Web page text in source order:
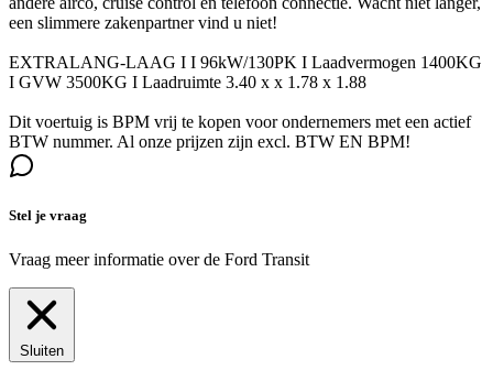
een slimmere zakenpartner vind u niet!
EXTRALANG-LAAG I I 96kW/130PK I Laadvermogen 1400KG
I GVW 3500KG I Laadruimte 3.40 x x 1.78 x 1.88
Dit voertuig is BPM vrij te kopen voor ondernemers met een actief
BTW nummer. Al onze prijzen zijn excl. BTW EN BPM!
Stel je vraag
Vraag meer informatie over de Ford Transit
Sluiten